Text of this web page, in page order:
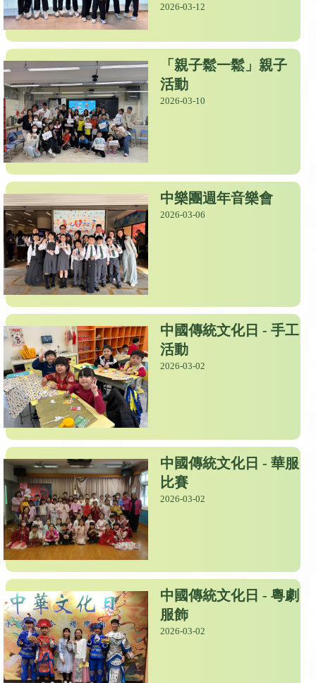
2026-03-12
「親子鬆一鬆」親子
活動
2026-03-10
中樂團週年音樂會
2026-03-06
中國傳統文化日 - 手工
活動
2026-03-02
中國傳統文化日 - 華服
比賽
2026-03-02
中國傳統文化日 - 粵劇
服飾
2026-03-02